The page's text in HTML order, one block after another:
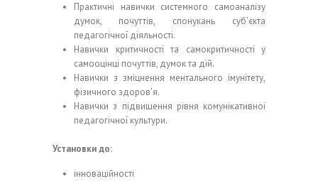
Практичні навички системного самоаналізу
думок, почуттів, спонукань суб’єкта
педагогічної діяльності.
Навички критичності та самокритичності у
самооцінці почуттів, думок та дій.
Навички з зміцнення ментального імунітету,
фізичного здоров’я.
Навички з підвищення рівня комунікативної
педагогічної культури.
Установки до:
інноваційності